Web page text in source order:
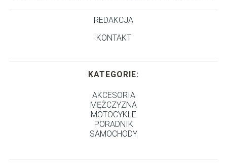
REDAKCJA
KONTAKT
KATEGORIE:
AKCESORIA
MĘŻCZYZNA
MOTOCYKLE
PORADNIK
SAMOCHODY